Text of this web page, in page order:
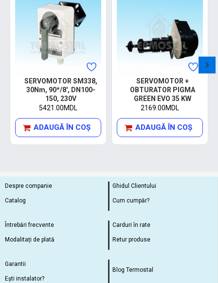
SERVOMOTOR SM338,
30Nm, 90*/8', DN100-
150, 230V
5421.00MDL
ADAUGĂ ÎN COŞ
SERVOMOTOR +
OBTURATOR PIGMA
GREEN EVO 35 KW
2169.00MDL
ADAUGĂ ÎN COŞ
Despre companie
Catalog
Ghidul Clientului
Cum cumpăr?
Întrebări frecvente
Modalitați de plată
Carduri în rate
Retur produse
Garantii
Ești instalator?
Blog Termostal